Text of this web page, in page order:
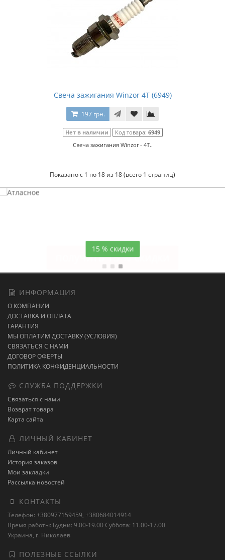
Свеча зажигания Winzor 4Т (6949)
197 грн.
Нет в наличии Код товара: 6949
Свеча зажигания Winzor - 4Т..
Показано с 1 по 18 из 18 (всего 1 страниц)
15 % скидки
ИНФОРМАЦИЯ
О КОМПАНИИ
ДОСТАВКА И ОПЛАТА
ГАРАНТИЯ
МЫ ОПЛАТИМ ДОСТАВКУ (УСЛОВИЯ)
СВЯЗАТЬСЯ С НАМИ
ДОГОВОР ОФЕРТЫ
ПОЛИТИКА КОНФИДЕНЦИАЛЬНОСТИ
СЛУЖБА ПОДДЕРЖКИ
Связаться с нами
Возврат товара
Карта сайта
ЛИЧНЫЙ КАБИНЕТ
Личный кабинет
История заказов
Мои закладки
Рассылка новостей
КОНТАКТЫ
Телефон: +380977159459, +380684014914
Время работы: Будни: 9.00-19.00 Суббота: 11.00-17.00
Украина, г. Николаев
ПОЛЕЗНЫЕ ССЫЛКИ